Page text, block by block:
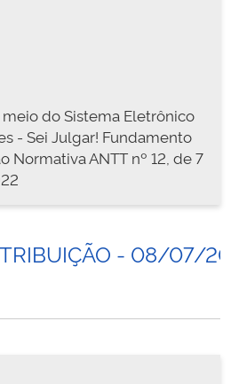
do Sistema Eletrônico
- Sei Julgar! Fundamento
Normativa ANTT nº 12, de 7
- 08/07/